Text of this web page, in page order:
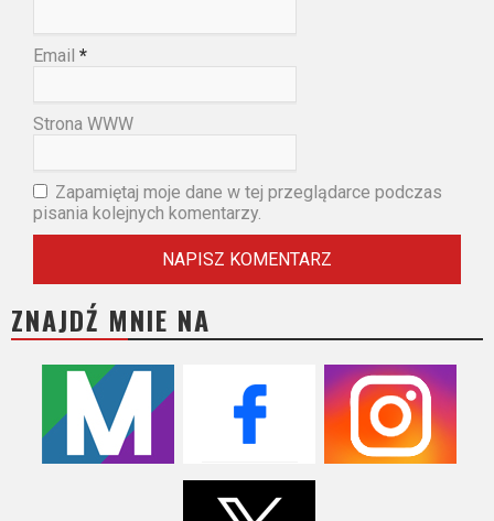
Email *
Strona WWW
Zapamiętaj moje dane w tej przeglądarce podczas
pisania kolejnych komentarzy.
ZNAJDŹ MNIE NA